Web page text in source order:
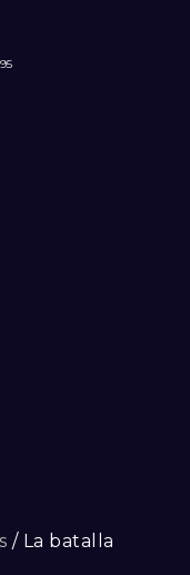
/ La batalla